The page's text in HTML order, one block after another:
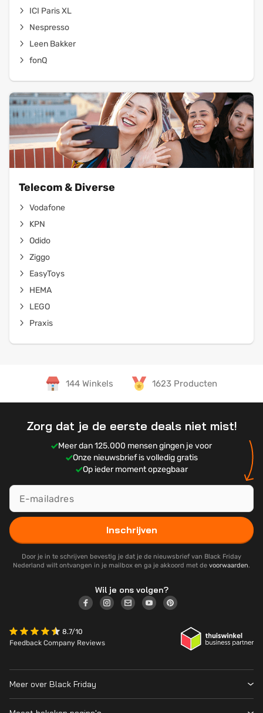
ICI Paris XL
Nespresso
Leen Bakker
fonQ
Telecom & Diverse
Vodafone
KPN
Odido
Ziggo
EasyToys
HEMA
LEGO
Praxis
144 Winkels 1623 Producten
Zorg dat je de eerste deals niet mist!
Meer dan 125.000 mensen gingen je voor
Onze nieuwsbrief is volledig gratis
Op ieder moment opzegbaar
Inschrijven
Door je in te schrijven bevestig je dat je de nieuwsbrief van Black Friday
Nederland wilt ontvangen in je mailbox en ga je akkoord met de voorwaarden.
Wil je ons volgen?
8.7/10
Feedback Company Reviews
Meer over Black Friday